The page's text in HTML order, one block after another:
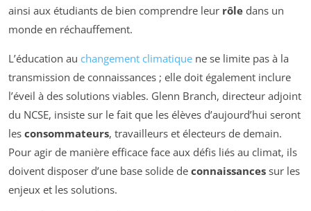
ainsi aux étudiants de bien comprendre leur rôle dans un
monde en réchauffement.
L’éducation au changement climatique ne se limite pas à la
transmission de connaissances ; elle doit également inclure
l’éveil à des solutions viables. Glenn Branch, directeur adjoint
du NCSE, insiste sur le fait que les élèves d’aujourd’hui seront
les consommateurs, travailleurs et électeurs de demain.
Pour agir de manière efficace face aux défis liés au climat, ils
doivent disposer d’une base solide de connaissances sur les
enjeux et les solutions.